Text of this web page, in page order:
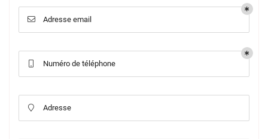
 Adresse email
Numéro de téléphone
 Adresse